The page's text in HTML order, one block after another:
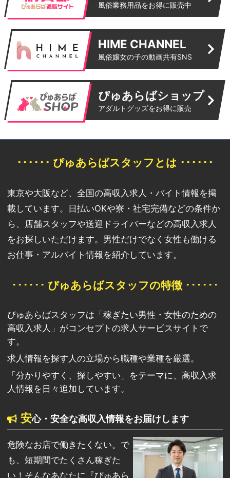
風俗業務用品をお得に販売中
HIME CHANNEL
風俗嬢女の子の動画共有SNS
ぴゅあらばショップ
アダルトグッズをお得に販売
･･････ ぴゅあらばスタッフとは ･･････
東京や大阪など、全国の高収入求人・バイト情報を掲
載しています。日払いOKや寮・社宅完備などの条件か
ら、店舗スタッフや送迎ドライバーなどの高収入求人
をお探しいただけます。男性だけでなく女性も働ける
お仕事・アルバイト情報を紹介しています。
･･････ ぴゅあらばスタッフの特徴 ･･････
ぴゅあらばスタッフは「稼ぎたい男性・女性のための
高収入求人」がコンセプトの求人サービスサイトで
す。
求人情報を探す人の立場から職種や業種を厳選。
「分かりやすく、探しやすい」をテーマに、高収入求
人情報を日々追加しています。
安心・安全な高収入情報をお届けします
危険なお店で働きたくない。で
も、短期間でたくさん稼ぎた
い！そんなあなたに『ぴゅあら